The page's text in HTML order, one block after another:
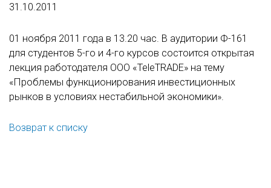
31.10.2011
01 ноября 2011 года в 13.20 час. В аудитории Ф-161
для студентов 5-го и 4-го курсов состоится открытая
лекция работодателя ООО «TeleTRADE» на тему
«Проблемы функционирования инвестиционных
рынков в условиях нестабильной экономики».
Возврат к списку